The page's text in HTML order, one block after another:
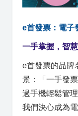
e首發票：電子
一手掌握，智
e首發票的品牌
景：「一手發
過手機輕鬆管
我們決心成為